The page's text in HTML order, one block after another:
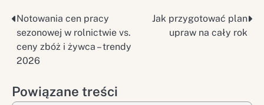
Nawigacja
wpisu
Notowania cen pracy
sezonowej w rolnictwie vs.
ceny zbóż i żywca – trendy
2026
Jak przygotować plan
upraw na cały rok
Powiązane treści